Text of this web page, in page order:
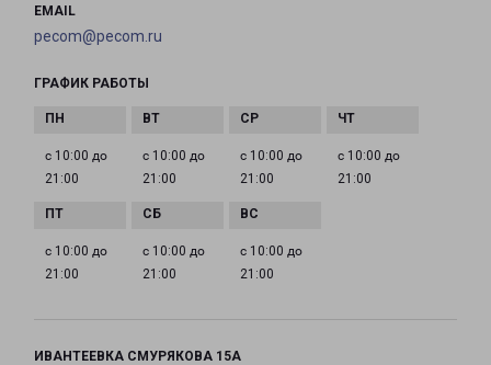
EMAIL
pecom@pecom.ru
ГРАФИК РАБОТЫ
с 10:00 до
21:00
с 10:00 до
21:00
с 10:00 до
21:00
с 10:00 до
21:00
с 10:00 до
21:00
с 10:00 до
21:00
с 10:00 до
21:00
ИВАНТЕЕВКА СМУРЯКОВА 15А